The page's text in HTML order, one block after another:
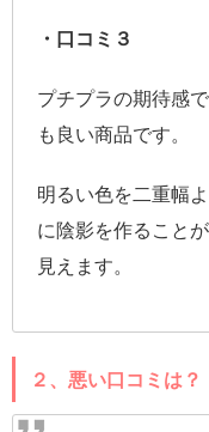
・口コミ３
プチプラの期待感
も良い商品です。
明るい色を二重幅
に陰影を作ること
見えます。
２、悪い口コミは？